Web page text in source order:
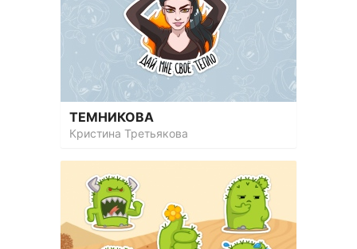
ТЕМНИКОВА
Кристина Третьякова